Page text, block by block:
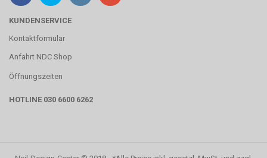
KUNDENSERVICE
Kontaktformular
Anfahrt NDC Shop
Öffnungszeiten
HOTLINE 030 6600 6262